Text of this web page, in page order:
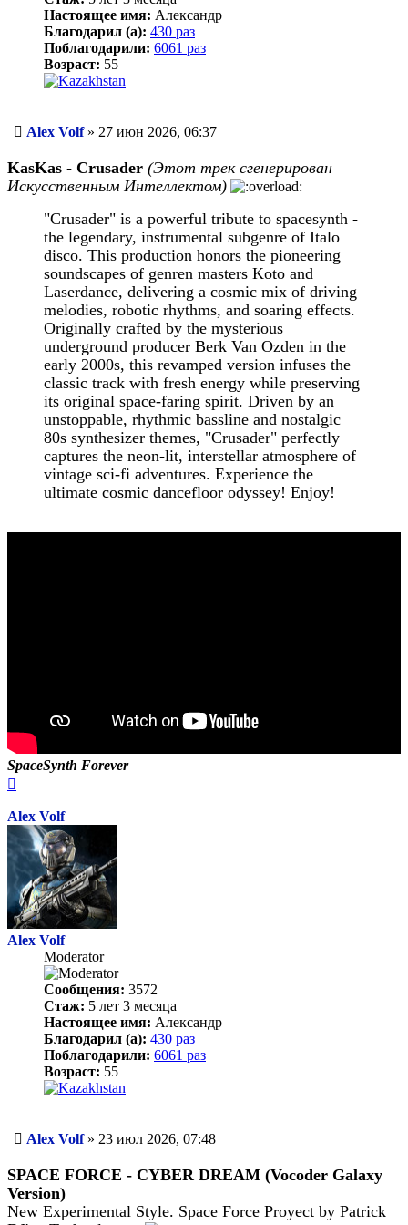
Настоящее имя: Александр
Благодарил (а): 430 раз
Поблагодарили: 6061 раз
Возраст: 55
Сообщение
Alex Volf» 27 июн 2026, 06:37
KasKas - Crusader (Этот трек сгенерирован
Искусственным Интеллектом)
"Crusader" is a powerful tribute to spacesynth -
the legendary, instrumental subgenre of Italo
disco. This production honors the pioneering
soundscapes of genren masters Koto and
Laserdance, delivering a cosmic mix of driving
melodies, robotic rhythms, and soaring effects.
Originally crafted by the mysterious
underground producer Berk Van Ozden in the
early 2000s, this revamped version infuses the
classic track with fresh energy while preserving
its original space-faring spirit. Driven by an
unstoppable, rhythmic bassline and nostalgic
80s synthesizer themes, "Crusader" perfectly
captures the neon-lit, interstellar atmosphere of
vintage sci-fi adventures. Experience the
ultimate cosmic dancefloor odyssey! Enjoy!
SpaceSynth Forever
началу
Alex Volf
Alex Volf
Moderator
Сообщения: 3572
Стаж: 5 лет 3 месяца
Настоящее имя: Александр
Благодарил (а): 430 раз
Поблагодарили: 6061 раз
Возраст: 55
Сообщение
Alex Volf» 23 июл 2026, 07:48
SPACE FORCE - CYBER DREAM (Vocoder Galaxy
Version)
New Experimental Style. Space Force Proyect by Patrick